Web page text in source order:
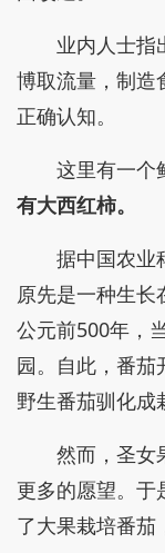
业内人士指
博取流量，制造
正确认知。
这里有一个
有大西红柿。
据中国农业
原先是一种生
公元前500年，
园。自此，番
野生番茄驯化成
然而，圣女
更多的愿望。于
了大果栽培番茄